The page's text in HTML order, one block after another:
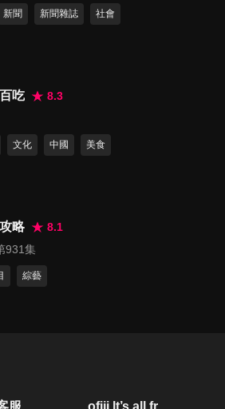
分鐘
47分鐘
第52集 本身是婚姻專家
47
新聞 新聞雜誌 社會
吃
8.3
文化 中國 美食
略
8.1
931集
綜藝
服